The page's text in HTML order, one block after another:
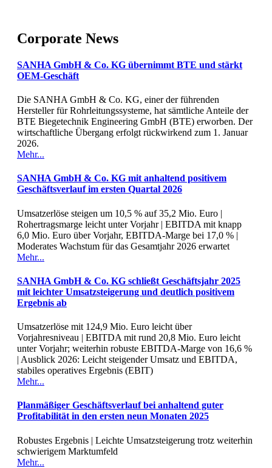
Corporate News
SANHA GmbH & Co. KG übernimmt BTE und stärkt
OEM-Geschäft
Die SANHA GmbH & Co. KG, einer der führenden
Hersteller für Rohrleitungssysteme, hat sämtliche Anteile der
BTE Biegetechnik Engineering GmbH (BTE) erworben. Der
wirtschaftliche Übergang erfolgt rückwirkend zum 1. Januar
2026.
Mehr...
SANHA GmbH & Co. KG mit anhaltend positivem
Geschäftsverlauf im ersten Quartal 2026
Umsatzerlöse steigen um 10,5 % auf 35,2 Mio. Euro |
Rohertragsmarge leicht unter Vorjahr | EBITDA mit knapp
6,0 Mio. Euro über Vorjahr, EBITDA-Marge bei 17,0 % |
Moderates Wachstum für das Gesamtjahr 2026 erwartet
Mehr...
SANHA GmbH & Co. KG schließt Geschäftsjahr 2025
mit leichter Umsatzsteigerung und deutlich positivem
Ergebnis ab
Umsatzerlöse mit 124,9 Mio. Euro leicht über
Vorjahresniveau | EBITDA mit rund 20,8 Mio. Euro leicht
unter Vorjahr; weiterhin robuste EBITDA-Marge von 16,6 %
| Ausblick 2026: Leicht steigender Umsatz und EBITDA,
stabiles operatives Ergebnis (EBIT)
Mehr...
Planmäßiger Geschäftsverlauf bei anhaltend guter
Profitabilität in den ersten neun Monaten 2025
Robustes Ergebnis | Leichte Umsatzsteigerung trotz weiterhin
schwierigem Marktumfeld
Mehr...